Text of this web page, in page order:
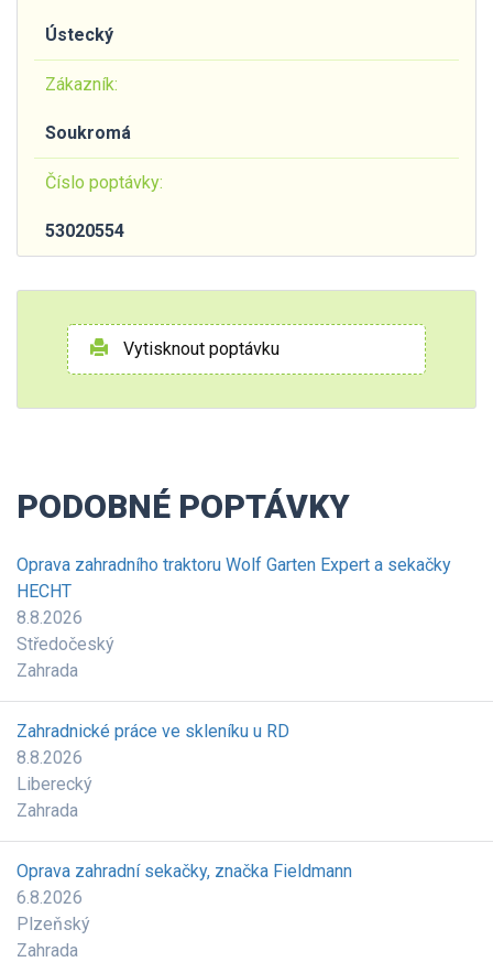
Ústecký
Zákazník:
Soukromá
Číslo poptávky:
53020554
Vytisknout poptávku
PODOBNÉ POPTÁVKY
Oprava zahradního traktoru Wolf Garten Expert a sekačky
HECHT
8.8.2026
Středočeský
Zahrada
Zahradnické práce ve skleníku u RD
8.8.2026
Liberecký
Zahrada
Oprava zahradní sekačky, značka Fieldmann
6.8.2026
Plzeňský
Zahrada